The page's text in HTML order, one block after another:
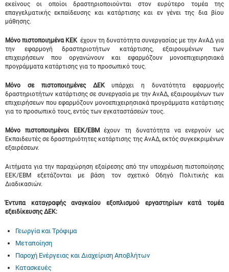
εκείνους οι οποίοι δραστηριοποιούνται στον ευρύτερο τομέα της
επαγγελματικής εκπαίδευσης και κατάρτισης και εν γένει της δια βίου
μάθησης.
Μόνο πιστοποιημένα ΚΕΚ έχουν τη δυνατότητα συνεργασίας με την ΑνΑΔ για
την εφαρμογή δραστηριοτήτων κατάρτισης, εξαιρουμένων των
επιχειρήσεων που οργανώνουν και εφαρμόζουν μονοεπιχειρησιακά
προγράμματα κατάρτισης για το προσωπικό τους.
Μόνο σε πιστοποιημένες ΔΕΚυπάρχει η δυνατότητα εφαρμογής
δραστηριοτήτων κατάρτισης σε συνεργασία με την ΑνΑΔ, εξαιρουμένων των
επιχειρήσεων που εφαρμόζουν μονοεπιχειρησιακά προγράμματα κατάρτισης
για το προσωπικό τους, εντός των εγκαταστάσεών τους.
Μόνο πιστοποιημένοι ΕΕΚ/ΕΒΜ έχουν τη δυνατότητα να ενεργούν ως
Εκπαιδευτές σε δραστηριότητες κατάρτισης της ΑνΑΔ, εκτός συγκεκριμένων
εξαιρέσεων.
Αιτήματα για την παραχώρηση εξαίρεσης από την υποχρέωση πιστοποίησης
ΕΕΚ/ΕΒΜ εξετάζονται με βάση τον σχετικό Οδηγό Πολιτικής και
Διαδικασιών.
Έντυπα καταγραφής αναγκαίου εξοπλισμού εργαστηρίων κατά τομέα
εξειδίκευσης ΔΕΚ:
Γεωργία και Τρόφιμα
Μεταποίηση
Παροχή Ενέργειας και Διαχείριση Αποβλήτων
Κατασκευές